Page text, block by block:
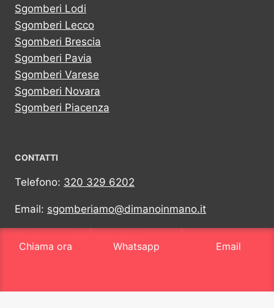
Sgomberi Lodi
Sgomberi Lecco
Sgomberi Brescia
Sgomberi Pavia
Sgomberi Varese
Sgomberi Novara
Sgomberi Piacenza
CONTATTI
Telefono: 320 329 6202
Email: sgomberiamo@dimanoinmano.it
Chiama ora
Whatsapp Email